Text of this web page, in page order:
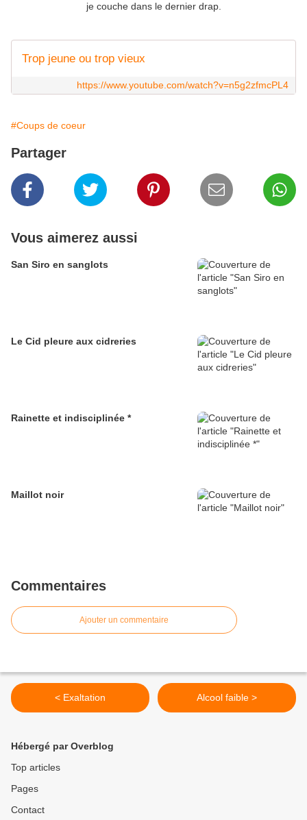
je couche dans le dernier drap.
Trop jeune ou trop vieux
https://www.youtube.com/watch?v=n5g2zfmcPL4
#Coups de coeur
Partager
Vous aimerez aussi
San Siro en sanglots
Le Cid pleure aux cidreries
Rainette et indisciplinée *
Maillot noir
Commentaires
Ajouter un commentaire
< Exaltation Alcool faible >
Hébergé par Overblog
Top articles
Pages
Contact